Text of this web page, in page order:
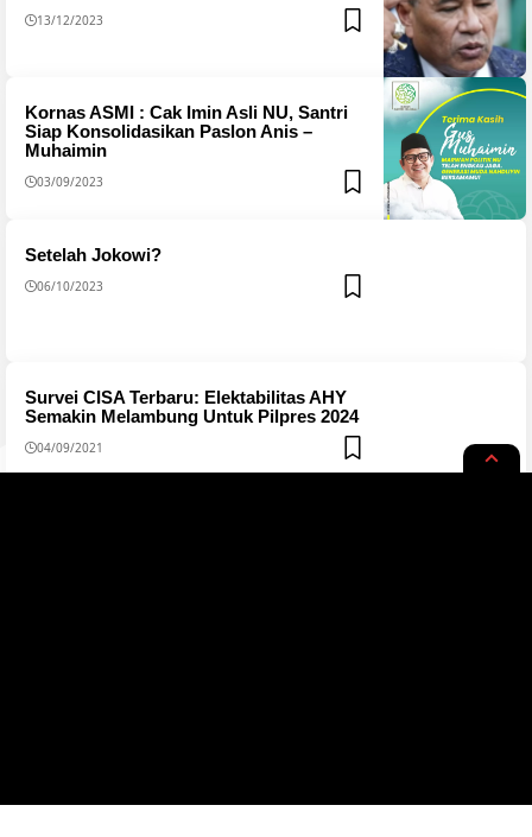
13/12/2023
Kornas ASMI : Cak Imin Asli NU, Santri
Siap Konsolidasikan Paslon Anis –
Muhaimin
03/09/2023
Setelah Jokowi?
06/10/2023
Survei CISA Terbaru: Elektabilitas AHY
Semakin Melambung Untuk Pilpres 2024
04/09/2021